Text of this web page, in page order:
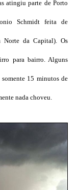
atingiu parte de Porto
Schmidt feita de
Norte da Capital). Os
para bairro. Alguns
15 minutos de
nada choveu.